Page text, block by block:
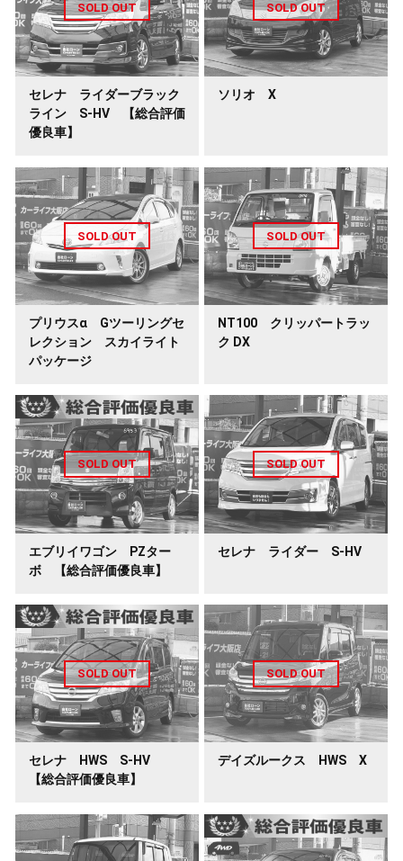
セレナ ライダーブラック
ライン S-HV 【総合評価
優良車】
ソリオ X
プリウスα Gツーリングセ
レクション スカイライト
パッケージ
NT100 クリッパートラッ
ク DX
エブリイワゴン PZター
ボ 【総合評価優良車】
セレナ ライダー S-HV
セレナ HWS S-HV
【総合評価優良車】
デイズルークス HWS X